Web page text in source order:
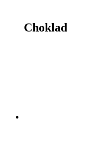
Choklad